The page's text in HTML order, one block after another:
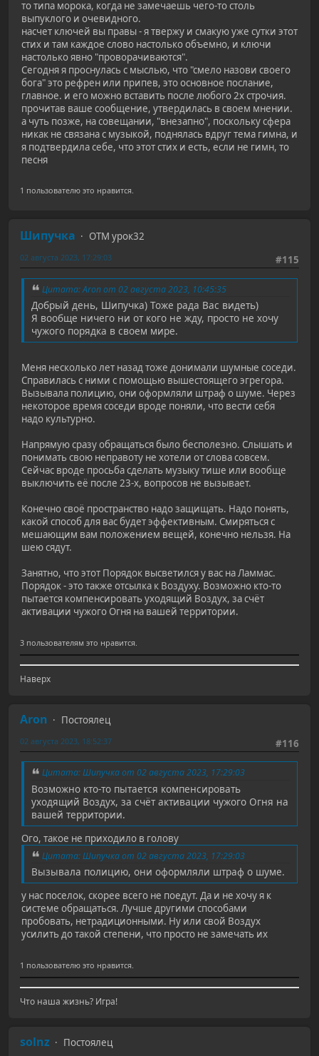
то типа морока, когда не замечаешь чего-то столь
выпуклого и очевидного.
насчет ключей вы правы - я твержу и смакую уже сутки этот
стих и там каждое слово настолько объемно, и ключи
настолько явно "проворачиваются".
Сегодня я проснулась с мыслью, что "смело назови своего
бога" это рефрен или припев, это основное послание,
главное. и его можно вставить после любого 2х строчия.
прочитав ваше сообщение, утвердилась в своем мнении.
а чуть позже, на совещании, "внезапно", поскольку сфера
никак не связана с музыкой, поднялась вдруг тема гимна, и
я подтвердила себе, что этот стих и есть, если не гимн, то
песня
1 пользователю это нравится.
Шипучка
ОТМ урок32
#115
02 августа 2023, 17:29:03
Цитата: Aron от 02 августа 2023, 10:45:35
Добрый день, Шипучка) Тоже рада Вас видеть)
Я вообще ничего ни от кого не жду, просто не хочу
чужого порядка в своем мире.
Меня несколько лет назад тоже донимали шумные соседи.
Справилась с ними с помощью вышестоящего эгрегора.
Вызывала полицию, они оформляли штраф о шуме. Через
некоторое время соседи вроде поняли, что вести себя
надо культурно.
Напрямую сразу обращаться было бесполезно. Слышать и
понимать свою неправоту не хотели от слова совсем.
Сейчас вроде просьба сделать музыку тише или вообще
выключить её после 23-х, вопросов не вызывает.
Конечно своё пространство надо защищать. Надо понять,
какой способ для вас будет эффективным. Смиряться с
мешающим вам положением вещей, конечно нельзя. На
шею сядут.
Занятно, что этот Порядок высветился у вас на Ламмас.
Порядок - это также отсылка к Воздуху. Возможно кто-то
пытается компенсировать уходящий Воздух, за счёт
активации чужого Огня на вашей территории.
3 пользователям это нравится.
Наверх
Aron
Постоялец
#116
02 августа 2023, 18:52:37
Цитата: Шипучка от 02 августа 2023, 17:29:03
Возможно кто-то пытается компенсировать
уходящий Воздух, за счёт активации чужого Огня на
вашей территории.
Ого, такое не приходило в голову
Цитата: Шипучка от 02 августа 2023, 17:29:03
Вызывала полицию, они оформляли штраф о шуме.
у нас поселок, скорее всего не поедут. Да и не хочу я к
системе обращаться. Лучше другими способами
пробовать, нетрадиционными. Ну или свой Воздух
усилить до такой степени, что просто не замечать их
1 пользователю это нравится.
Что наша жизнь? Игра!
solnz
Постоялец